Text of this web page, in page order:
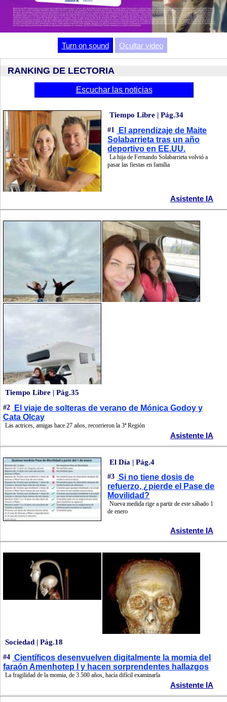
Turn on sound Ocultar video
RANKING DE LECTORIA
Escuchar las noticias
Tiempo Libre | Pág.34
#1
El aprendizaje de Maite
Solabarrieta tras un año
deportivo en EE.UU.
La hija de Fernando Solabarrieta volvió a
pasar las fiestas en familia
Asistente IA
Tiempo Libre | Pág.35
#2
El viaje de solteras de verano de Mónica Godoy y
Cata Olcay
Las actrices, amigas hace 27 años, recorrieron la 3ª Región
Asistente IA
El Día | Pág.4
#3 Si no tiene dosis de
refuerzo, ¿pierde el Pase de
Movilidad?
Nueva medida rige a partir de este sábado 1
de enero
Asistente IA
Sociedad | Pág.18
#4 Científicos desenvuelven digitalmente la momia del
faraón Amenhotep I y hacen sorprendentes hallazgos
La fragilidad de la momia, de 3.500 años, hacía difícil examinarla
Asistente IA